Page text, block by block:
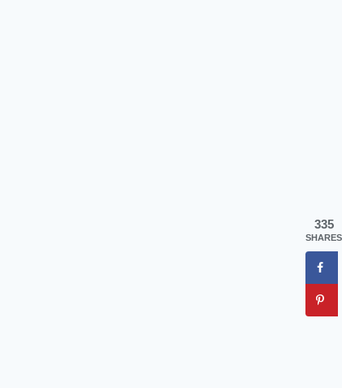
335
SHARES